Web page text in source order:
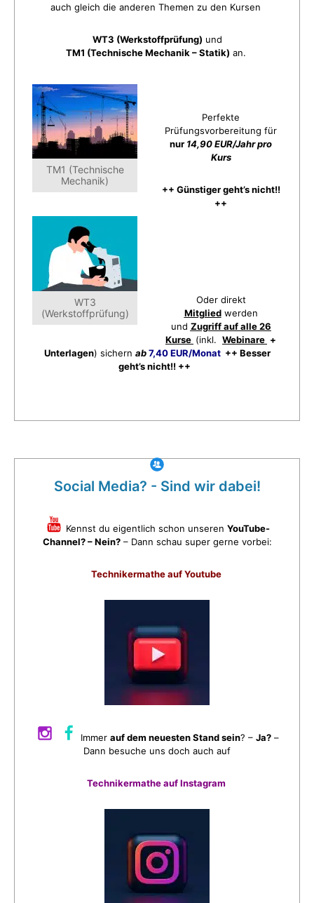
auch gleich die anderen Themen zu den Kursen
WT3 (Werkstoffprüfung) und
TM1 (Technische Mechanik – Statik) an.
TM1 (Technische
Mechanik)
WT3
(Werkstoffprüfung)
Perfekte
Prüfungsvorbereitung für
nur 14,90 EUR/Jahr pro
Kurs
++ Günstiger geht’s nicht!!
++
Oder direkt
Mitgliedwerden
und Zugriff auf alle 26
Kurse (inkl. Webinare +
Unterlagen) sichern ab7,40 EUR/Monat++ Besser
geht’s nicht!! ++
Social Media? - Sind wir dabei!
Kennst du eigentlich schon unseren YouTube-
Channel? – Nein?– Dann schau super gerne vorbei:
Technikermathe auf Youtube
Immer auf dem neuesten Stand sein? – Ja?–
Dann besuche uns doch auch auf
Technikermathe auf Instagram